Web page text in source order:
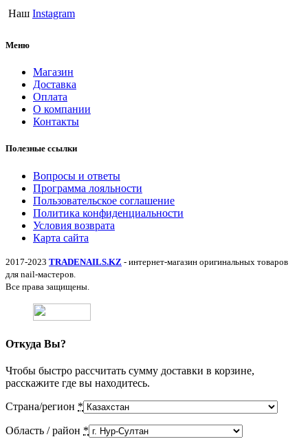
Наш Instagram
Меню
Магазин
Доставка
Оплата
О компании
Контакты
Полезные ссылки
Вопросы и ответы
Программа лояльности
Пользовательское соглашение
Политика конфиденциальности
Условия возврата
Карта сайта
2017-2023 TRADENAILS.KZ - интернет-магазин оригинальных товаров
для nail-мастеров.
Все права защищены.
Откуда Вы?
Чтобы быстро рассчитать сумму доставки в корзине,
расскажите где вы находитесь.
Страна/регион *
Область / район *